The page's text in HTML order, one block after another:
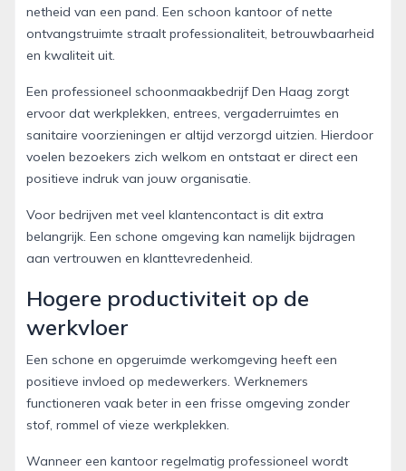
netheid van een pand. Een schoon kantoor of nette
ontvangstruimte straalt professionaliteit, betrouwbaarheid
en kwaliteit uit.
Een professioneel schoonmaakbedrijf Den Haag zorgt
ervoor dat werkplekken, entrees, vergaderruimtes en
sanitaire voorzieningen er altijd verzorgd uitzien. Hierdoor
voelen bezoekers zich welkom en ontstaat er direct een
positieve indruk van jouw organisatie.
Voor bedrijven met veel klantencontact is dit extra
belangrijk. Een schone omgeving kan namelijk bijdragen
aan vertrouwen en klanttevredenheid.
Hogere productiviteit op de
werkvloer
Een schone en opgeruimde werkomgeving heeft een
positieve invloed op medewerkers. Werknemers
functioneren vaak beter in een frisse omgeving zonder
stof, rommel of vieze werkplekken.
Wanneer een kantoor regelmatig professioneel wordt